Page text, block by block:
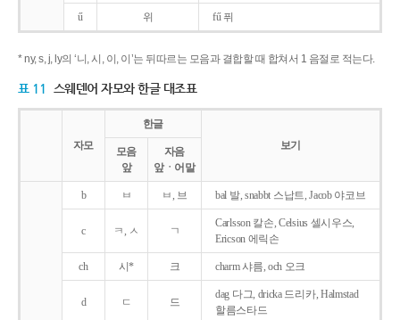
ű 위 fű 퓌
* ny, s, j, ly의 ‘니, 시, 이, 이’는 뒤따르는 모음과 결합할 때 합쳐서 1 음절로 적는다.
표 11 스웨덴어 자모와 한글 대조표
자모
한글
보기
모음
앞
자음
앞ㆍ어말
b ㅂ ㅂ, 브 bal 발, snabbt 스납트, Jacob 야코브
c ㅋ, ㅅ ㄱ
Carlsson 칼손, Celsius 셀시우스,
Ericson 에릭손
ch 시* 크 charm 샤름, och 오크
d ㄷ 드
dag 다그, dricka 드리카, Halmstad
할름스타드